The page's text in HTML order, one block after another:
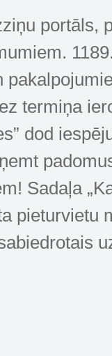
portāls,
termiņa
dod
Sadaļa
pieturvietu